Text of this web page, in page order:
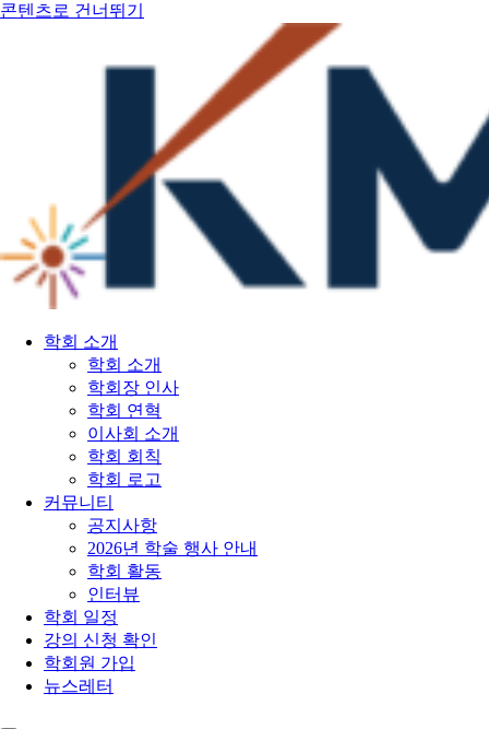
콘텐츠로 건너뛰기
학회 소개
학회 소개
학회장 인사
학회 연혁
이사회 소개
학회 회칙
학회 로고
커뮤니티
공지사항
2026년 학술 행사 안내
학회 활동
인터뷰
학회 일정
강의 신청 확인
학회원 가입
뉴스레터